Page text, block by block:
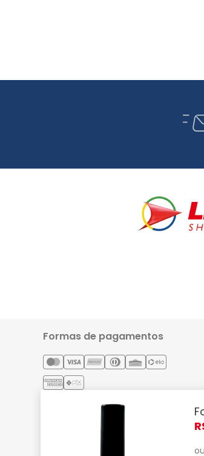
Formas de pagamentos
Lider Comércio e Indústria Ltda - CNPJ:
Confira! Smartphones, TVs,
Alterações